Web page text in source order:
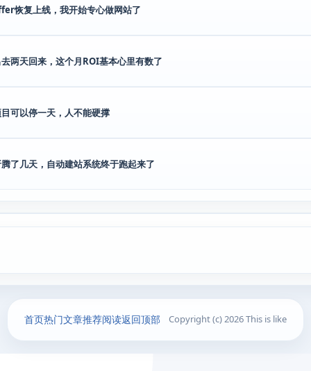
恢复上线，我开始专心做网站了
两天回来，这个月ROI基本心里有数了
可以停一天，人不能硬撑
了几天，自动建站系统终于跑起来了
首页热门文章推荐阅读返回顶部 Copyright (c) 2026 This is like